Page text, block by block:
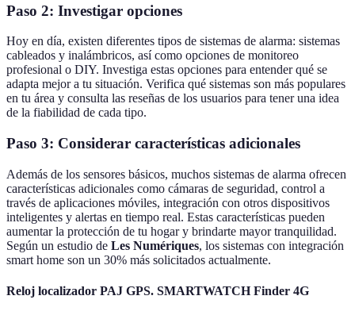
Paso 2: Investigar opciones
Hoy en día, existen diferentes tipos de sistemas de alarma: sistemas
cableados y inalámbricos, así como opciones de monitoreo
profesional o DIY. Investiga estas opciones para entender qué se
adapta mejor a tu situación. Verifica qué sistemas son más populares
en tu área y consulta las reseñas de los usuarios para tener una idea
de la fiabilidad de cada tipo.
Paso 3: Considerar características adicionales
Además de los sensores básicos, muchos sistemas de alarma ofrecen
características adicionales como cámaras de seguridad, control a
través de aplicaciones móviles, integración con otros dispositivos
inteligentes y alertas en tiempo real. Estas características pueden
aumentar la protección de tu hogar y brindarte mayor tranquilidad.
Según un estudio de Les Numériques, los sistemas con integración
smart home son un 30% más solicitados actualmente.
Reloj localizador PAJ GPS. SMARTWATCH Finder 4G